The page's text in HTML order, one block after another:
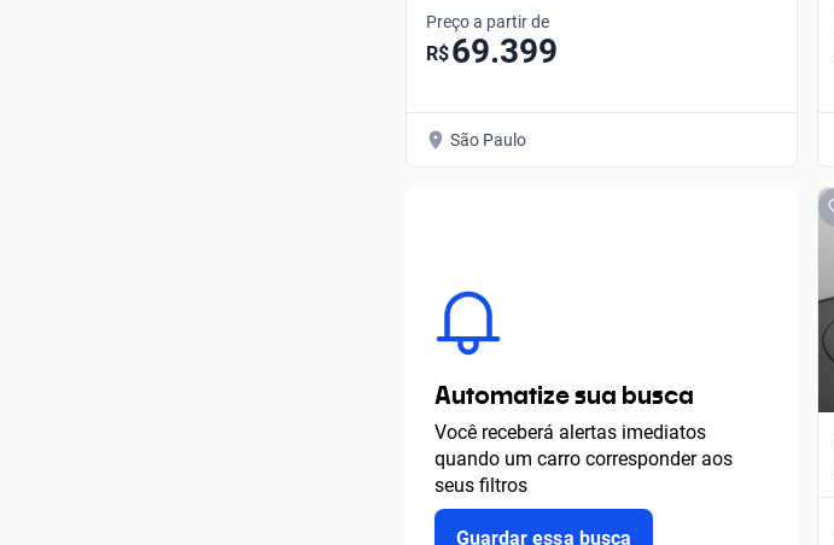
Preço a partir de
R$69.399
São Paulo
Automatize sua busca
Você receberá alertas imediatos
quando um carro corresponder aos
seus filtros
Guardar essa busca